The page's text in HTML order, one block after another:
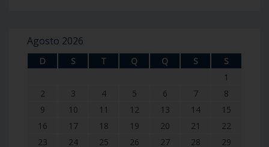
Agosto 2026
D S T Q Q S S
1
2
3 4 5 6 7
8
9
10 11 12 13 14
15
16
17 18 19 20 21
22
23
24 25 26 27 28
29